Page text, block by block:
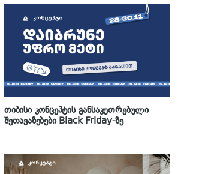
თიბისი კონცეპტის განსაკუთრებული
შეთავაზებები Black Friday-ზე